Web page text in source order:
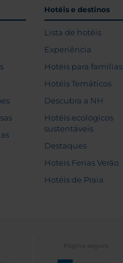
Hotéis e destinos
Lista de hotéis
Experiência
Hotéis para famílias
Hotéis Temáticos
Descubra a NH
Hotéis ecológicos
sustentáveis
Destaques
Hoteis Ferias Verão
Hotéis de Praia